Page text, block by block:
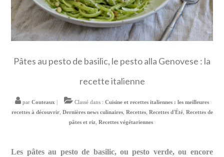
Pâtes au pesto de basilic, le pesto alla Genovese : la
recette italienne
par Couteaux Classé dans : Cuisine et recettes italiennes : les meilleures
recettes à découvrir, Dernières news culinaires, Recettes, Recettes d'Été, Recettes de
pâtes et riz, Recettes végétariennes
Les pâtes au pesto de basilic, ou pesto verde, ou encore